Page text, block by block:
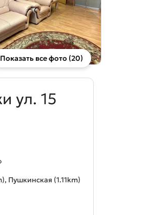
Показать все фото (20)
ул. 15
Пушкинская (1.11km)